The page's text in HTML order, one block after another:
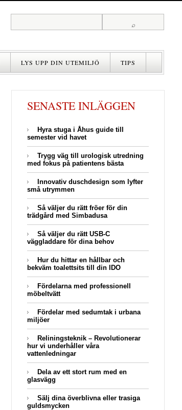
LYS UPP DIN UTEMILJÖ TIPS
SENASTE INLÄGGEN
Hyra stuga i Åhus guide till
semester vid havet
Trygg väg till urologisk utredning
med fokus på patientens bästa
Innovativ duschdesign som lyfter
små utrymmen
Så väljer du rätt fröer för din
trädgård med Simbadusa
Så väljer du rätt USB-C
väggladdare för dina behov
Hur du hittar en hållbar och
bekväm toalettsits till din IDO
Fördelarna med professionell
möbeltvätt
Fördelar med sedumtak i urbana
miljöer
Reliningsteknik – Revolutionerar
hur vi underhåller våra
vattenledningar
Dela av ett stort rum med en
glasvägg
Sälj dina överblivna eller trasiga
guldsmycken